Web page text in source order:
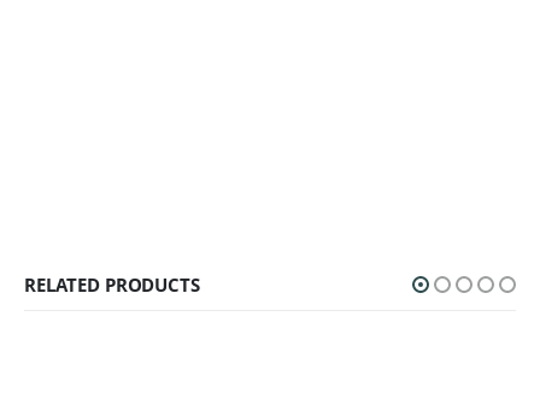
RELATED PRODUCTS